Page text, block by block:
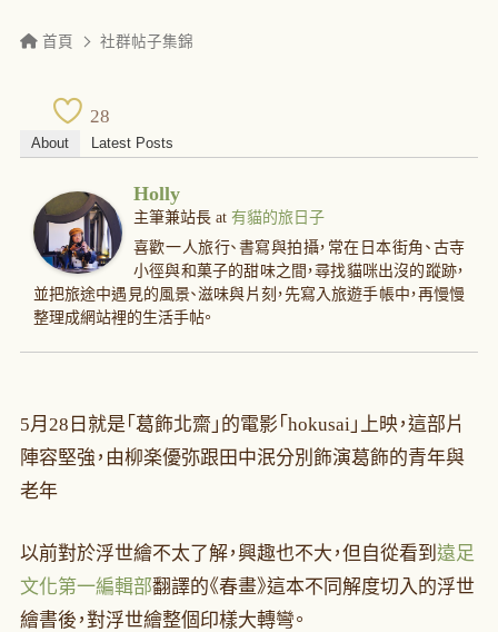
首頁 社群帖子集錦
28
About Latest Posts
Holly
主筆兼站長at 有貓的旅日子
喜歡一人旅行、書寫與拍攝，常在日本街角、古寺
小徑與和菓子的甜味之間，尋找貓咪出沒的蹤跡，
並把旅途中遇見的風景、滋味與片刻，先寫入旅遊手帳中，再慢慢
整理成網站裡的生活手帖。
5月28日就是「葛飾北齋」的電影「hokusai」上映，這部片
陣容堅強，由柳楽優弥跟田中泯分別飾演葛飾的青年與
老年
以前對於浮世繪不太了解，興趣也不大，但自從看到 遠足
文化第一編輯部翻譯的《春畫》這本不同解度切入的浮世
繪書後，對浮世繪整個印樣大轉彎。